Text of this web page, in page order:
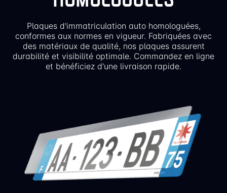
Plaques d'immatriculation auto homologuées,
conformes aux normes en vigueur. Fabriquées avec
des matériaux de qualité, nos plaques assurent
durabilité et visibilité optimale. Commandez en ligne
et bénéficiez d'une livraison rapide.